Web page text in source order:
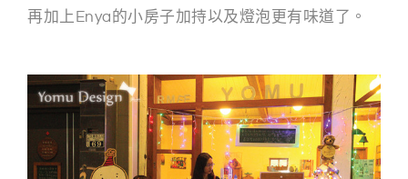
再加上Enya的小房子加持以及燈泡更有味道了。